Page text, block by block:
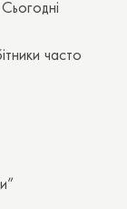
часто